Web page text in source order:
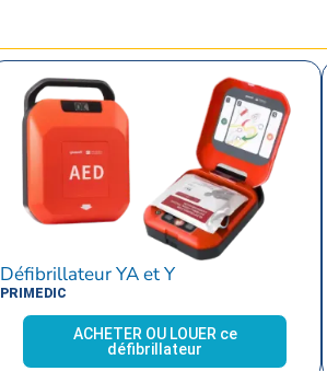
Défibrillateur YA et Y
PRIMEDIC
ACHETER OU LOUER ce
défibrillateur